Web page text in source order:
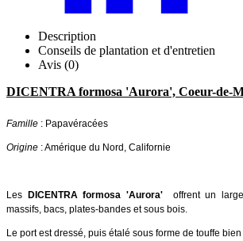
Description
Conseils de plantation et d'entretien
Avis (0)
DICENTRA formosa 'Aurora', Coeur-de-
Famille : Papavéracées
Origine : Amérique du Nord, Californie
Les DICENTRA formosa 'Aurora' offrent un
massifs, bacs, plates-bandes et sous bois.
Le port est dressé, puis étalé sous forme de touffe bien